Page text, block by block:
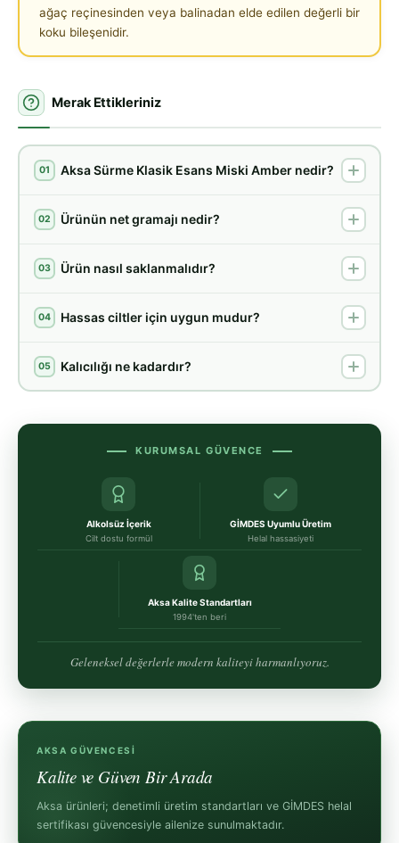
ağaç reçinesinden veya balinadan elde edilen değerli bir
koku bileşenidir.
Merak Ettikleriniz
01 Aksa Sürme Klasik Esans Miski Amber nedir?
02 Ürünün net gramajı nedir?
03 Ürün nasıl saklanmalıdır?
04 Hassas ciltler için uygun mudur?
05 Kalıcılığı ne kadardır?
KURUMSAL GÜVENCE
Alkolsüz İçerik
Cilt dostu formül
GİMDES Uyumlu Üretim
Helal hassasiyeti
Aksa Kalite Standartları
1994'ten beri
Geleneksel değerlerle modern kaliteyi harmanlıyoruz.
AKSA GÜVENCESI
Kalite ve Güven Bir Arada
Aksa ürünleri; denetimli üretim standartları ve GİMDES helal
sertifikası güvencesiyle ailenize sunulmaktadır.